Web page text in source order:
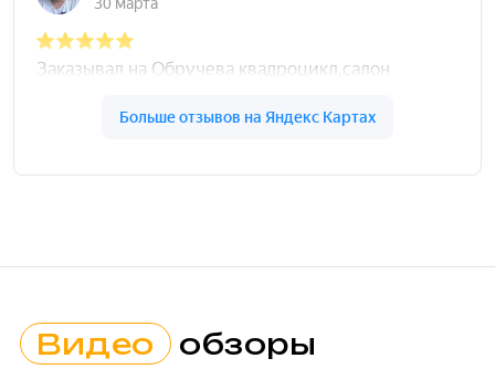
Видео обзоры